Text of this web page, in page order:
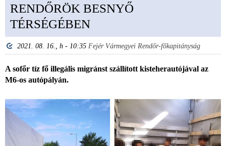
RENDŐRÖK BESNYŐ
TÉRSÉGÉBEN
2021. 08. 16., h - 10:35 Fejér Vármegyei Rendőr-főkapitányság
A sofőr tíz fő illegális migránst szállított kisteherautójával az
M6-os autópályán.